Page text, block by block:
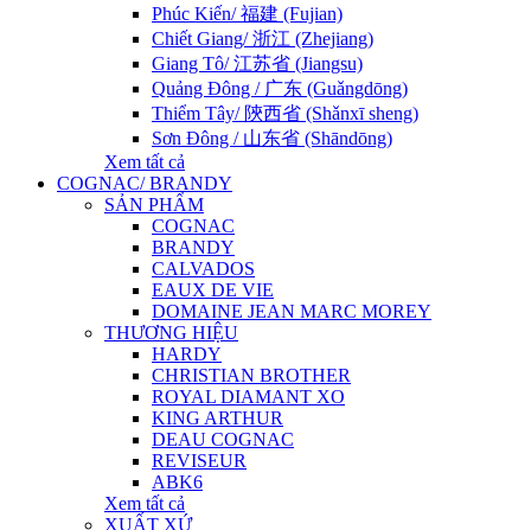
Phúc Kiến/ 福建 (Fujian)
Chiết Giang/ 浙江 (Zhejiang)
Giang Tô/ 江苏省 (Jiangsu)
Quảng Đông / 广东 (Guǎngdōng)
Thiểm Tây/ 陝西省 (Shǎnxī sheng)
Sơn Đông / 山东省 (Shāndōng)
Xem tất cả
COGNAC/ BRANDY
SẢN PHẨM
COGNAC
BRANDY
CALVADOS
EAUX DE VIE
DOMAINE JEAN MARC MOREY
THƯƠNG HIỆU
HARDY
CHRISTIAN BROTHER
ROYAL DIAMANT XO
KING ARTHUR
DEAU COGNAC
REVISEUR
ABK6
Xem tất cả
XUẤT XỨ